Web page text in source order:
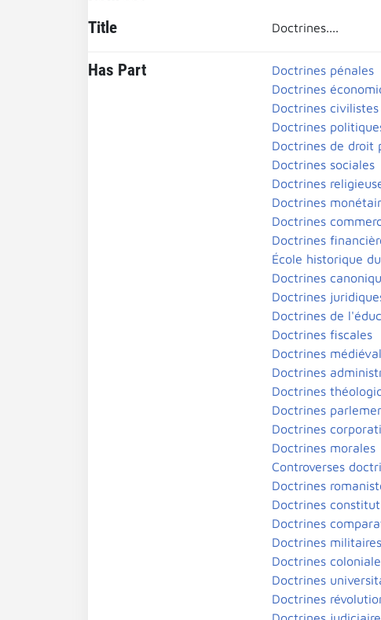
Title Doctrines....
Has Part
Doctrines pénales
Doctrines
Doctrines civilistes
Doctrines
Doctrines de droit
Doctrines sociales
Doctrines
Doctrines
Doctrines
Doctrines
École historique
Doctrines
Doctrines
Doctrines de
Doctrines fiscales
Doctrines
Doctrines
Doctrines
Doctrines
Doctrines
Doctrines morales
Controverses
Doctrines
Doctrines
Doctrines
Doctrines militaires
Doctrines
Doctrines
Doctrines